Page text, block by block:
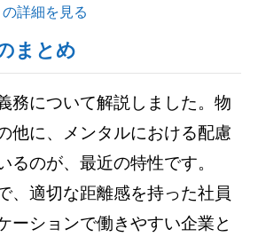
詳細を見る
まとめ
務について解説しました。物
他に、メンタルにおける配慮
るのが、最近の特性です。
、適切な距離感を持った社員
ーションで働きやすい企業と